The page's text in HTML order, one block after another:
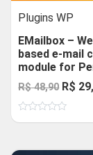
Plugins WP
EMailbox –
based e-mail
module for
R$48,90 O
preço
R$